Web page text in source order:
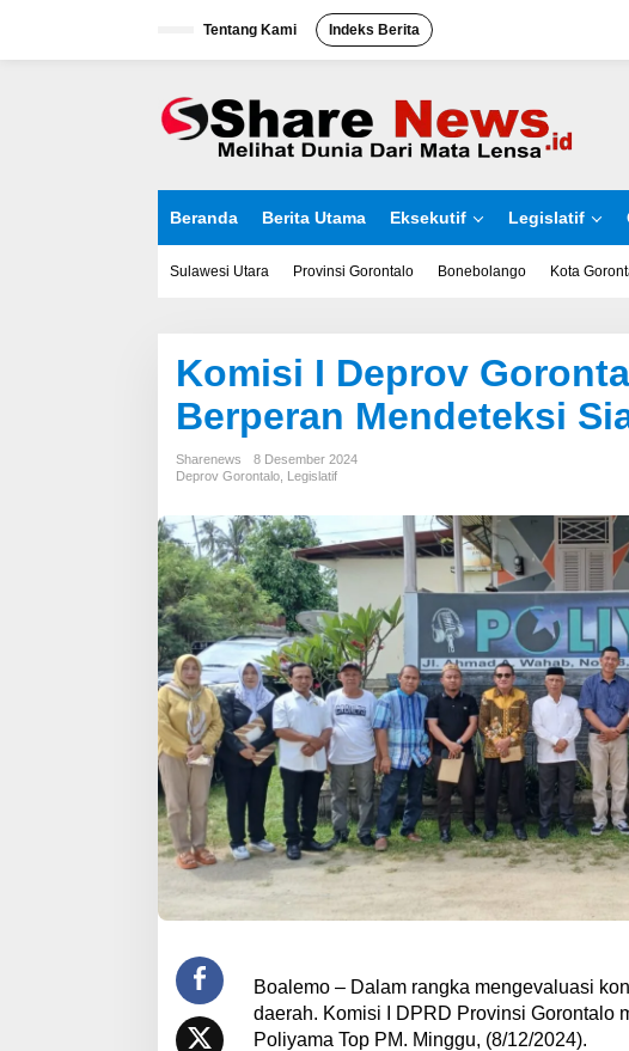
Tentang Kami Indeks Berita
Beranda Berita Utama Eksekutif Legislatif
Sulawesi Utara Provinsi Gorontalo Bonebolango Kota
Komisi I Deprov
Berperan Mendeteksi
Sharenews
8 Desember 2024
Deprov Gorontalo Legislatif
Boalemo – Dalam rangka mengevaluasi
daerah. Komisi I DPRD Provinsi Gorontalo
Poliyama Top PM. Minggu, (8/12/2024).